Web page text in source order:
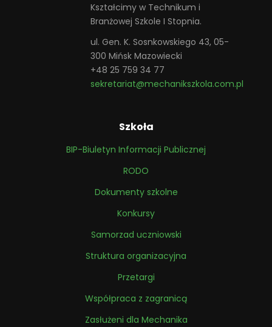
Kształcimy w Technikum i
Branżowej Szkole I Stopnia.
ul. Gen. K. Sosnkowskiego 43, 05-
300 Mińsk Mazowiecki
+48 25 759 34 77
sekretariat@mechanikszkola.com.pl
Szkoła
BIP-Biuletyn Informacji Publicznej
RODO
Dokumenty szkolne
Konkursy
Samorzad uczniowski
Struktura organizacyjna
Przetargi
Współpraca z zagranicą
Zasłużeni dla Mechanika